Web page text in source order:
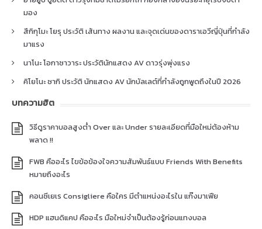
มอง
สึกิกุโมะ โยรุ ประวัติ เส้นทาง ผลงาน และจุดเด่นของดาราเอวีญี่ปุ่นที่กำลัง
มาแรง
นาโนะ โอกาซาวาระ ประวัตินักแสดง AV ดาวรุ่งพุ่งแรง
คิโยโนะ ซากิ ประวัติ นักแสดง AV นักบัลเลต์ที่กำลังถูกพูดถึงในปี 2026
บทความฮิต
วิธีดูราคาบอลสูงต่ำ Over และ Under รายละเอียดที่มือใหม่ต้องห้าม
พลาด !!
FWB คืออะไร ไขข้อข้องใจความสัมพันธ์แบบ Friends With Benefits
หมายถึงอะไร
คอนซีเยเร Consigliere คือใคร มีตำแหน่งอะไรใน แก๊งมาเฟีย
HDP แฮนดิแคป คืออะไร มือใหม่จำเป็นต้องรู้ก่อนแทงบอล